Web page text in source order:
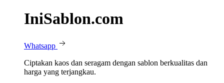
IniSablon.com
Whatsapp
Ciptakan kaos dan seragam dengan sablon berkualitas dan
harga yang terjangkau.